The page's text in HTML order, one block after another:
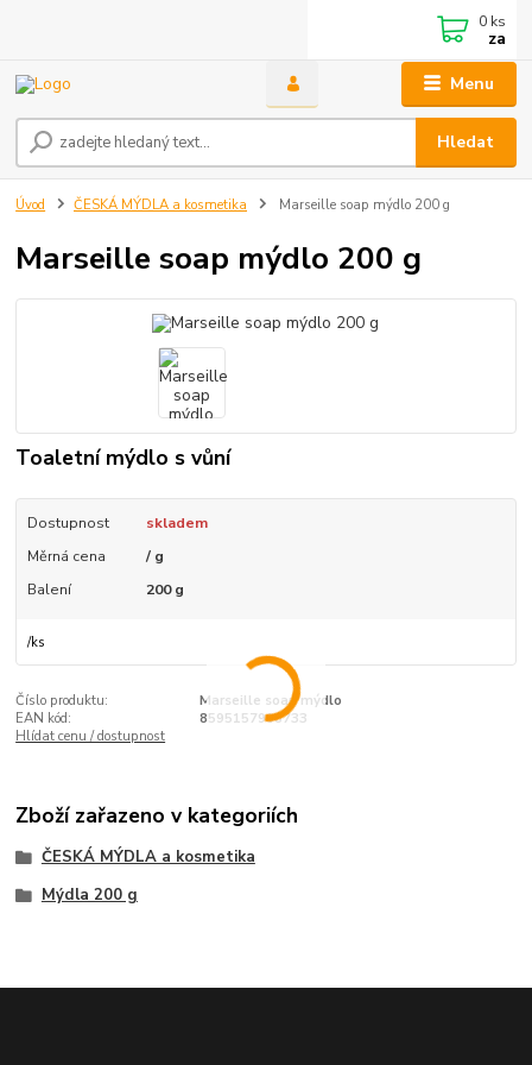
Menu
Hledat
0 ks
za
Úvod ČESKÁ MÝDLA a kosmetika Marseille soap mýdlo 200 g
Marseille soap mýdlo 200 g
Toaletní mýdlo s vůní
Dostupnost
skladem
Měrná cena
/ g
Balení
200 g
/ks
Číslo produktu:
Marseille soap mýdlo
EAN kód:
8595157908733
Hlídat cenu / dostupnost
Zboží zařazeno v kategoriích
ČESKÁ MÝDLA a kosmetika
Mýdla 200 g